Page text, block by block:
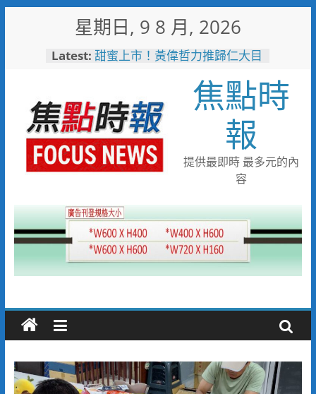
星期日, 9 8 月, 2026
Latest: 甜蜜上市！黃偉哲力推歸仁大目
臺鐵高雄機廠變身全台最大免費
樂園 陳其邁:保存百年產業記
憶！
「火車醫院」變身親子天堂！高
雄親子遊樂園開幕首日人潮爆棚
「高雄親子樂園」爆紅！全臺最
大免費園區首日吸三萬人朝聖
起於無心成於熱愛 王貴嬋現代
水墨個展
焦點時
報
提供最即時 最多元的內
容